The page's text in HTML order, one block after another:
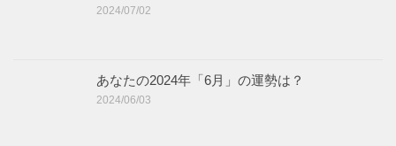
2024/07/02
あなたの2024年「6月」の運勢は？
2024/06/03